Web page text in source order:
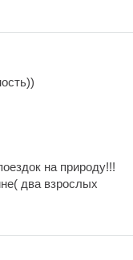
салон, салон
имеющих детей,
на природу!!!
два взрослых
предыдущих
169 л/с??? мой
л/с :-после CR-V